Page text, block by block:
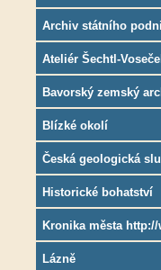
Archiv státního
Ateliér Šechtl-
Bavorský zemský
Blízké okolí
Česká geologická
Historické bohatství
Kronika města
Lázně